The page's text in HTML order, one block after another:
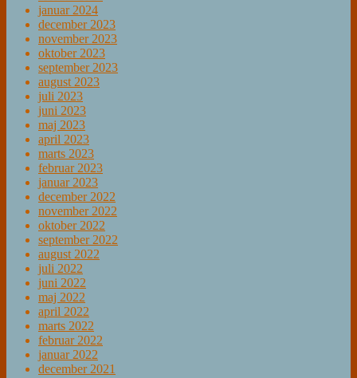
januar 2024
december 2023
november 2023
oktober 2023
september 2023
august 2023
juli 2023
juni 2023
maj 2023
april 2023
marts 2023
februar 2023
januar 2023
december 2022
november 2022
oktober 2022
september 2022
august 2022
juli 2022
juni 2022
maj 2022
april 2022
marts 2022
februar 2022
januar 2022
december 2021